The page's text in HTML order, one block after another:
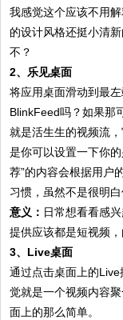
我感觉这个应该不用
的设计风格还挺小清
不？
2、乐见桌面
将应用桌面滑动到最
BlinkFeed吗？如果那
就是活生生的视频流
是你可以设置一下你
荐”的内容会根据用户
习惯，虽然不是很明白
意义： 日常想看看感
提供应该都是短视频
3、Live桌面
通过点击桌面上的
觉就是一个视频内容
面上的那么简单。